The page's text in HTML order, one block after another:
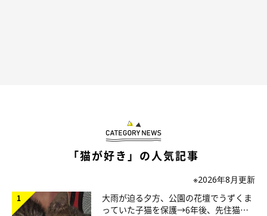
ラインアップは「パン釜セット」「ハンバーガーセット」「クリ
「猫が好き」の人気記事
※2026年8月更新
大雨が迫る夕方、公園の花壇でうずくま
っていた子猫を保護→6年後、先住猫